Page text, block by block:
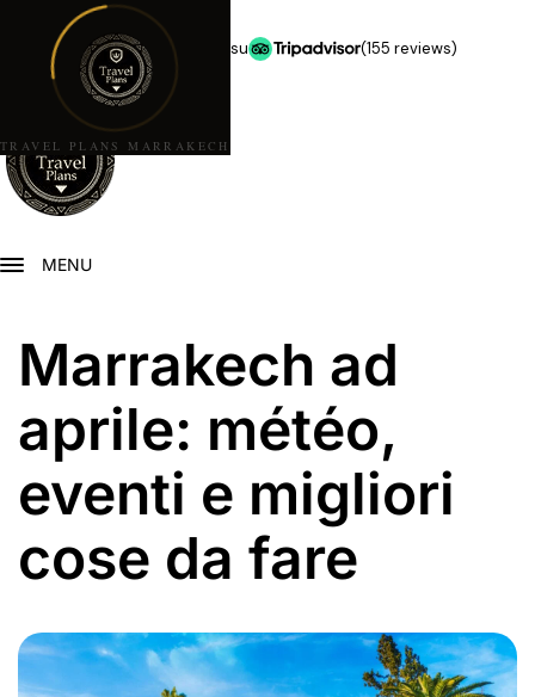
TRAVEL PLANS MARRAKECH
★★★★★ 5,0 stelle su (155 reviews)
MENU
Marrakech ad
aprile: météo,
eventi e migliori
cose da fare